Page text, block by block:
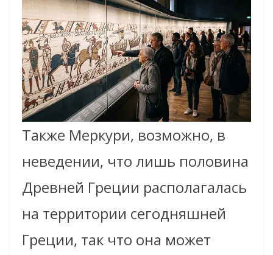
Также Меркури, возможно, в
неведении, что лишь половина
Древней Греции располагалась
на территории сегодняшней
Греции, так что она может